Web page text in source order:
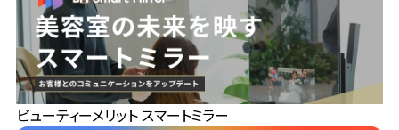
ビューティーメリット スマートミラー